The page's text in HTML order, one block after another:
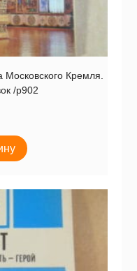
Кремля.
/р902